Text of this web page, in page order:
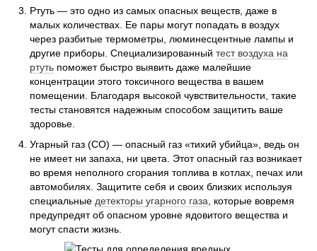
Ртуть — это одно из самых опасных веществ, даже в
малых количествах. Ее пары могут попадать в воздух
через разбитые термометры, люминесцентные лампы и
другие приборы. Специализированный тест воздуха на
ртуть поможет быстро выявить даже малейшие
концентрации этого токсичного вещества в вашем
помещении. Благодаря высокой чувствительности, такие
тесты становятся надежным способом защитить ваше
здоровье.
Угарный газ (CO) — опасный газ «тихий убийца», ведь он
не имеет ни запаха, ни цвета. Этот опасный газ возникает
во время неполного сгорания топлива в котлах, печах или
автомобилях. Защитите себя и своих близких используя
специальные детекторы угарного газа , которые вовремя
предупредят об опасном уровне ядовитого вещества и
могут спасти жизнь.